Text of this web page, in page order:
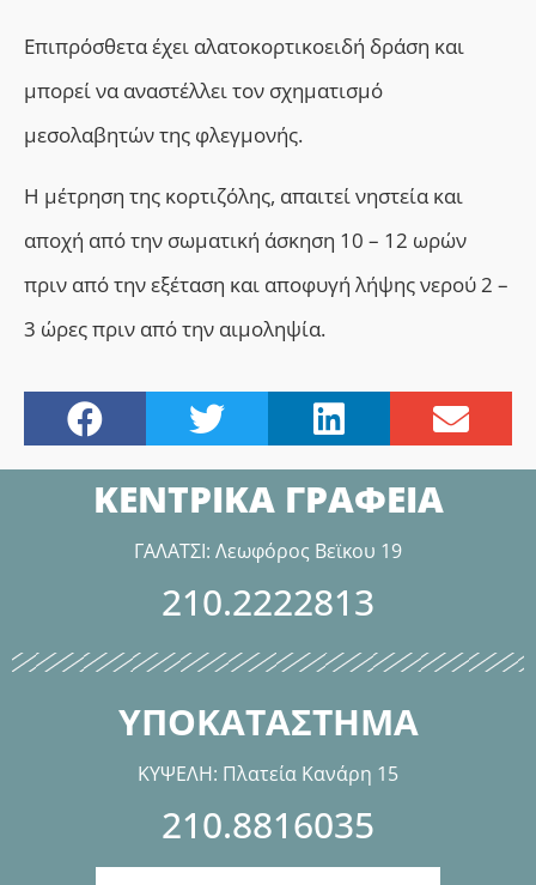
Επιπρόσθετα έχει αλατοκορτικοειδή δράση και
μπορεί να αναστέλλει τον σχηματισμό
μεσολαβητών της φλεγμονής.
Η μέτρηση της κορτιζόλης, απαιτεί νηστεία και
αποχή από την σωματική άσκηση 10 – 12 ωρών
πριν από την εξέταση και αποφυγή λήψης νερού 2 –
3 ώρες πριν από την αιμοληψία.
ΚΕΝΤΡΙΚΑ ΓΡΑΦΕΙΑ
ΓΑΛΑΤΣΙ: Λεωφόρος Βεϊκου 19
210.2222813
ΥΠΟΚΑΤΑΣΤΗΜΑ
ΚΥΨΕΛΗ: Πλατεία Κανάρη 15
210.8816035